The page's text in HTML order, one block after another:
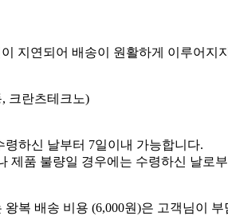
지연되어 배송이 원활하게 이루어지
크란츠테크노)
하신 날부터 7일이내 가능합니다.
제품 불량일 경우에는 수령하신 날로
복 배송 비용 (6,000원)은 고객님이